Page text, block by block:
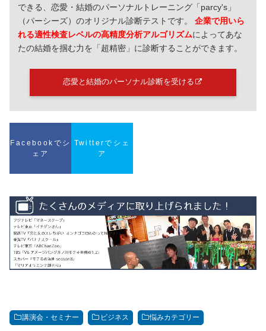
できる、恋愛・結婚のパーソナルトレーニング「parcy's」
（パーシーズ）のオリジナル診断テストです。企業で用いら
れる適性検査レベルの高精度分析アルゴリズムによってあな
たの結婚を掴む力を「超精密」に診断することができます。
恋愛と結婚のパーソナル診断を受ける
Facebookでシ
ェア
Twitterでシェ
ア
講演会・セミナー ビジネス 悩みカテゴリー